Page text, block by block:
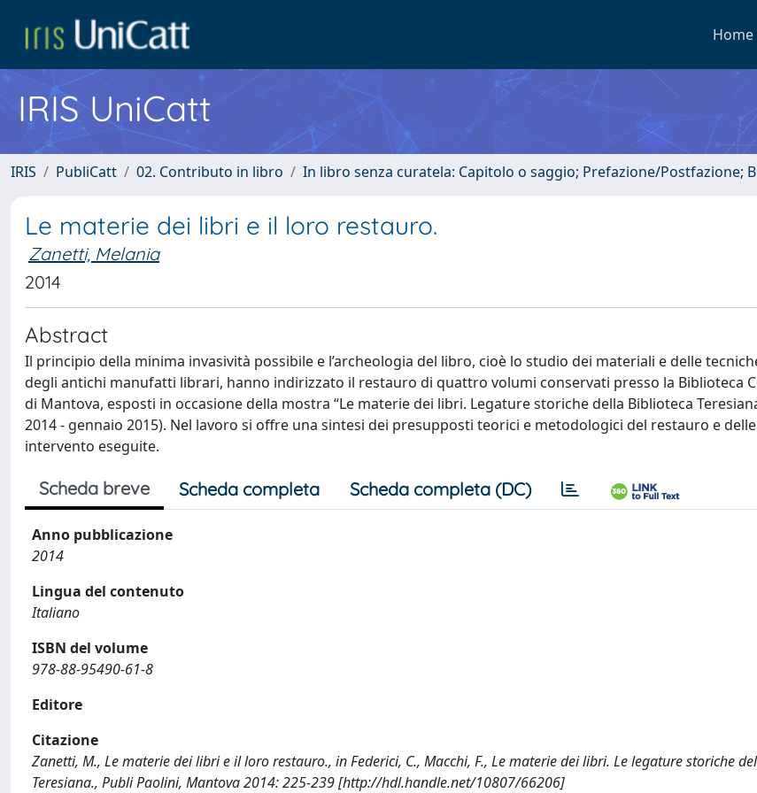
Home
IRIS UniCatt
IRIS PubliCatt 02. Contributo in libro In libro senza curatela: Capitolo o saggio; Prefazione/
Le materie dei libri e il loro restauro.
Zanetti, Melania
2014
Abstract
Il principio della minima invasività possibile e l’archeologia del libro, cioè lo studio dei materiali e delle
degli antichi manufatti librari, hanno indirizzato il restauro di quattro volumi conservati presso la Biblioteca
di Mantova, esposti in occasione della mostra “Le materie dei libri. Legature storiche della Biblioteca
2014 - gennaio 2015). Nel lavoro si offre una sintesi dei presupposti teorici e metodologici del restauro e
intervento eseguite.
Scheda breve Scheda completa Scheda completa (DC)
Anno pubblicazione
2014
Lingua del contenuto
Italiano
ISBN del volume
978-88-95490-61-8
Editore
Citazione
Zanetti, M., Le materie dei libri e il loro restauro., in Federici, C., Macchi, F., Le materie dei libri. Le legature storiche
Teresiana., Publi Paolini, Mantova 2014: 225-239 [http://hdl.handle.net/10807/66206]